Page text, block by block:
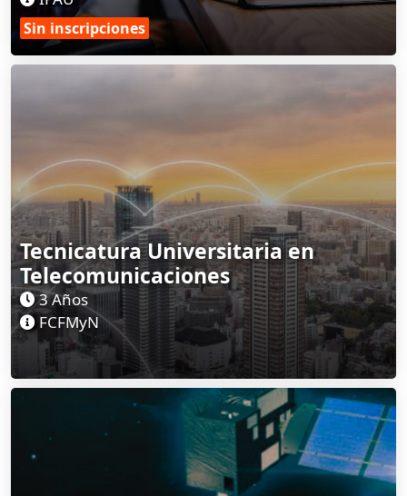
Sin inscripciones
Tecnicatura Universitaria en
Telecomunicaciones
3 Años
FCFMyN